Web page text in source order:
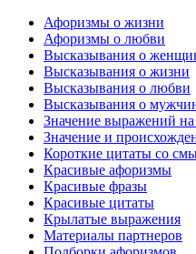
Афоризмы о жизни
Афоризмы о любви
Высказывания о
Высказывания о жизни
Высказывания о любви
Высказывания о
Значение выражений
Значение и
Короткие цитаты со
Красивые афоризмы
Красивые фразы
Красивые цитаты
Крылатые выражения
Материалы партнеров